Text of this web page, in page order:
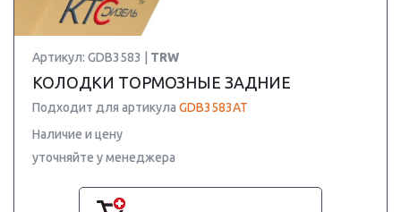
Артикул: GDB3583 | TRW
КОЛОДКИ ТОРМОЗНЫЕ ЗАДНИЕ
Подходит для артикула GDB3583AT
Наличие и цену
уточняйте у менеджера